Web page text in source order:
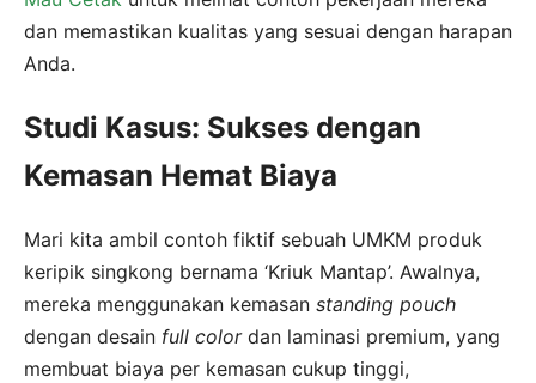
dan memastikan kualitas yang sesuai dengan harapan
Anda.
Studi Kasus: Sukses dengan
Kemasan Hemat Biaya
Mari kita ambil contoh fiktif sebuah UMKM produk
keripik singkong bernama ‘Kriuk Mantap’. Awalnya,
mereka menggunakan kemasan standing pouch
dengan desain full colordan laminasi premium, yang
membuat biaya per kemasan cukup tinggi,